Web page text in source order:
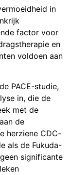
in
factor voor
en
voldoen aan
PACE-studie,
in, die de
met de
de
herziene CDC-
als de Fukuda-
significante